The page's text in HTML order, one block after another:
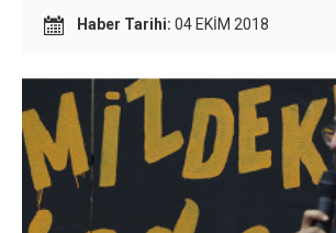
Haber Tarihi: 04 EKİM 2018